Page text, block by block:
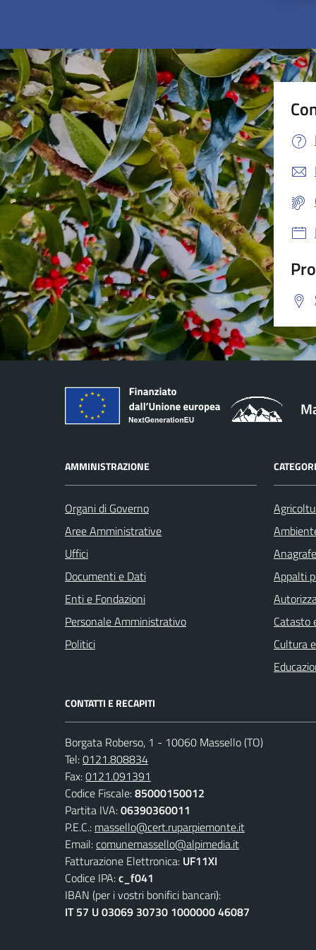
AMMINISTRAZIONE
Organi di Governo
Aree Amministrative
Uffici
Documenti e Dati
Enti e Fondazioni
Personale Amministrativo
Politici
Appalti
Catasto
Cultura
CONTATTI E RECAPITI
Borgata Roberso, 1 - 10060 Massello (TO)
Tel:0121.808834
Fax:0121.091391
Codice Fiscale:85000150012
Partita IVA:06390360011
P.E.C.: massello@cert.ruparpiemonte.it
Email:comunemassello@alpimedia.it
Fatturazione Elettronica: UF11XI
Codice IPA:c_f041
IBAN (per i vostri bonifici bancari):
IT 57 U 03069 30730 1000000 46087